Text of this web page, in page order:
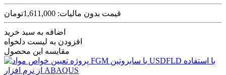
قیمت بدون مالیات: 1,611,000تومان
اضافه به سبد خرید
افزودن به لیست دلخواه
مقایسه این محصول